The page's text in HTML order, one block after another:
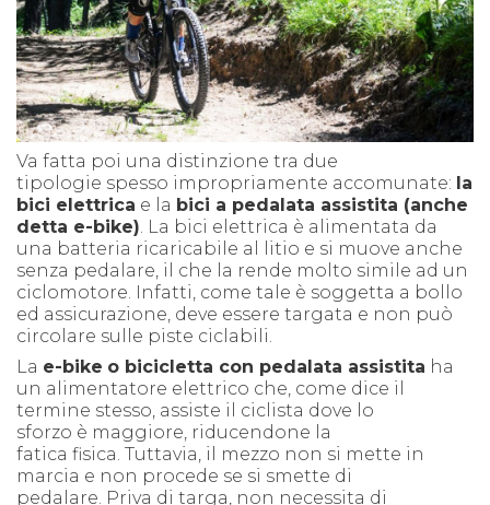
Va fatta poi una distinzione tra due
tipologie spesso impropriamente accomunate: la
bici elettrica e la bici a pedalata assistita (anche
detta e-bike) . La bici elettrica è alimentata da
una batteria ricaricabile al litio e si muove anche
senza pedalare, il che la rende molto simile ad un
ciclomotore. Infatti, come tale è soggetta a bollo
ed assicurazione, deve essere targata e non può
circolare sulle piste ciclabili.
La e-bike o bicicletta con pedalata assistita ha
un alimentatore elettrico che, come dice il
termine stesso, assiste il ciclista dove lo
sforzo è maggiore, riducendone la
fatica fisica. Tuttavia, il mezzo non si mette in
marcia e non procede se si smette di
pedalare. Priva di targa, non necessita di